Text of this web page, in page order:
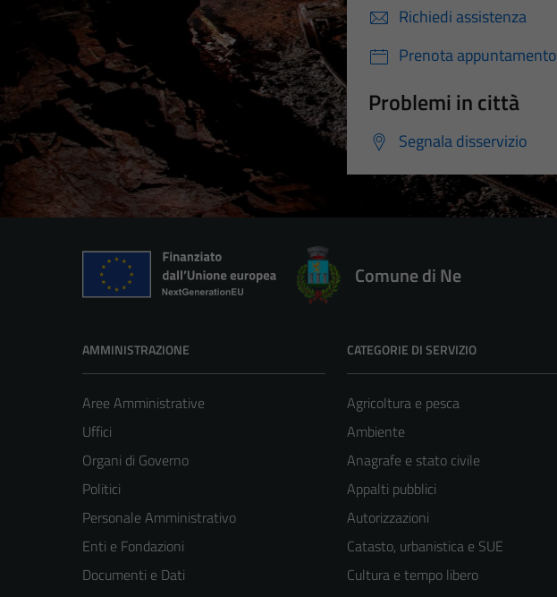
Richiedi assistenza
Prenota appuntamento
Problemi in città
Segnala disservizio
Comune di Ne
AMMINISTRAZIONE
Aree Amministrative
Uffici
Organi di Governo
Politici
Personale Amministrativo
Enti e Fondazioni
Documenti e Dati
CATEGORIE DI SERVIZIO
Agricoltura e pesca
Ambiente
Anagrafe e stato civile
Appalti pubblici
Autorizzazioni
Catasto, urbanistica e SUE
Cultura e tempo libero